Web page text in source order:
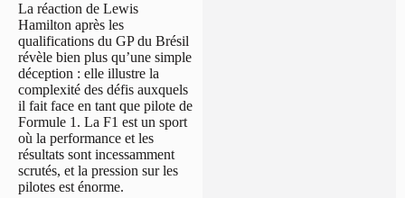
La réaction de Lewis
Hamilton après les
qualifications du GP du Brésil
révèle bien plus qu’une simple
déception : elle illustre la
complexité des défis auxquels
il fait face en tant que pilote de
Formule 1. La F1 est un sport
où la performance et les
résultats sont incessamment
scrutés, et la pression sur les
pilotes est énorme.